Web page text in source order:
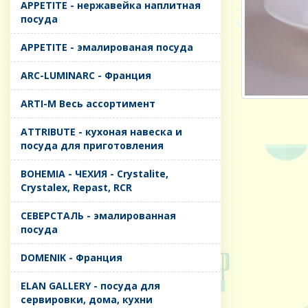
APPETITE - нержавейка наплитная
посуда
APPETITE - эмалированая посуда
ARC-LUMINARC - Франция
ARTI-M Весь ассортимент
ATTRIBUTE - кухоная навеска и
посуда для приготовления
BOHEMIA - ЧЕХИЯ - Crystalite,
Crystalex, Repast, RCR
CЕВЕРСТАЛЬ - эмалированная
посуда
DOMENIK - Франция
ELAN GALLERY - посуда для
сервировки, дома, кухни